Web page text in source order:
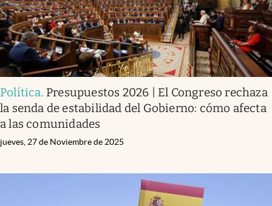
Política. Presupuestos 2026 | El Congreso rechaza
la senda de estabilidad del Gobierno: cómo afecta
a las comunidades
jueves, 27 de Noviembre de 2025